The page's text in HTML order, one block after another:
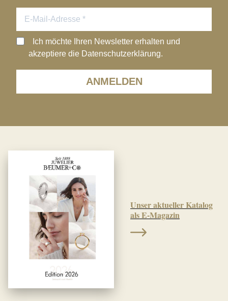
ANMELDEN
Ich möchte Ihren Newsletter erhalten und
akzeptiere die Datenschutzerklärung.
Unser aktueller Katalog
als E-Magazin